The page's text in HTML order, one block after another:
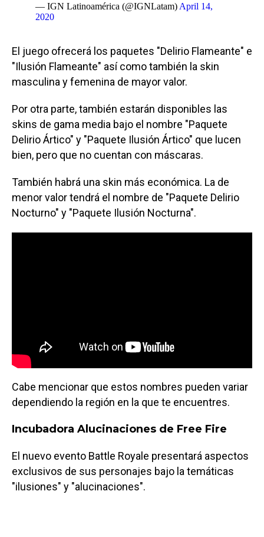
— IGN Latinoamérica (@IGNLatam) April 14,
2020
El juego ofrecerá los paquetes "Delirio Flameante" e
"Ilusión Flameante" así como también la skin
masculina y femenina de mayor valor.
Por otra parte, también estarán disponibles las
skins de gama media bajo el nombre "Paquete
Delirio Ártico" y "Paquete Ilusión Ártico" que lucen
bien, pero que no cuentan con máscaras.
También habrá una skin más económica. La de
menor valor tendrá el nombre de "Paquete Delirio
Nocturno" y "Paquete Ilusión Nocturna".
Cabe mencionar que estos nombres pueden variar
dependiendo la región en la que te encuentres.
Incubadora Alucinaciones de Free Fire
El nuevo evento Battle Royale presentará aspectos
exclusivos de sus personajes bajo la temáticas
"ilusiones" y "alucinaciones".